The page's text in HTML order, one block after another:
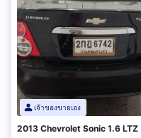
เจ้าของขายเอง
2013 Chevrolet Sonic 1.6 LTZ